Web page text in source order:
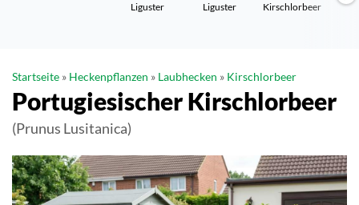
Liguster
Liguster
Kirschlorbeer
Startseite » Heckenpflanzen » Laubhecken » Kirschlorbeer
Portugiesischer Kirschlorbeer
(Prunus Lusitanica)